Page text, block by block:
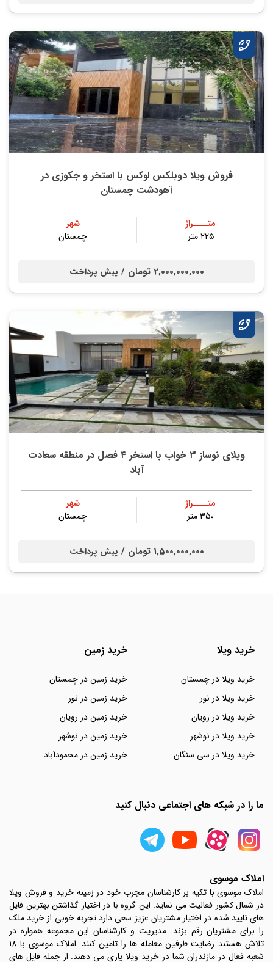
فروش ویلا دوبلکس لوکس با استخر و جکوزی در
آهودشت چمستان
متــــراژ
۲۲۵ متر
شهر
چمستان
2,000,000,000 تومان / پیش پرداخت
ویلای نوساز ۳ خواب با استخر ۴ فصل در منطقه سعادت
آباد
متــــراژ
۳۵۰ متر
شهر
چمستان
1,500,000,000 تومان / پیش پرداخت
خرید ویلا
خرید ویلا در چمستان
خرید ویلا در نور
خرید ویلا در رویان
خرید ویلا در نوشهر
خرید ویلا در سی سنگان
خرید زمین
خرید زمین در چمستان
خرید زمین در نور
خرید زمین در رویان
خرید زمین در نوشهر
خرید زمین در محمودآباد
ما را در شبکه های اجتماعی دنبال کنید
املاک موسوی
املاک موسوی با تکیه بر کارشناسان مجرب خود در زمینه خرید و فروش ویلا
در شمال کشور فعالیت می نماید. این گروه با در اختیار گذاشتن بهترین فایل
های تایید شده در اختیار مشتریان عزیز سعی دارد تجربه خوبی از خرید ملک
را برای مشتریان رقم بزند. مدیریت و کارشناسان این مجموعه همواره در
تلاش هستند رضایت طرفین معامله ها را تامین کنند. املاک موسوی با 18
شعبه فعال در مازندران شما در خرید ویلا یاری می دهند. از جمله فایل های